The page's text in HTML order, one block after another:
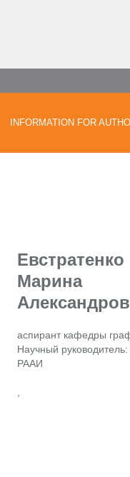
INFORMATION FOR
Евстратенко
Марина
аспирант кафедры
Научный
РААИ